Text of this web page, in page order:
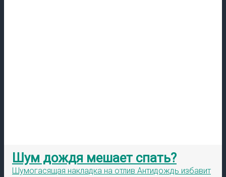
Шум дождя мешает спать?
Шумогасящая накладка на отлив Антидождь избавит